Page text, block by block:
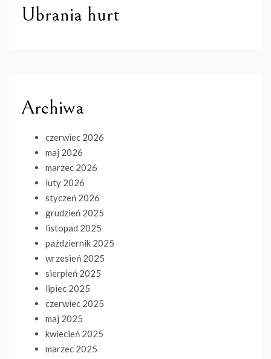
Ubrania hurt
Archiwa
czerwiec 2026
maj 2026
marzec 2026
luty 2026
styczeń 2026
grudzień 2025
listopad 2025
październik 2025
wrzesień 2025
sierpień 2025
lipiec 2025
czerwiec 2025
maj 2025
kwiecień 2025
marzec 2025